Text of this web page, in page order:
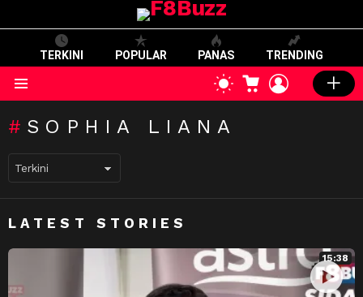
TERKINI POPULAR PANAS TRENDING
SWITCH
SKIN
CART LOGIN
SOPHIA LIANA
LATEST STORIES
15:38